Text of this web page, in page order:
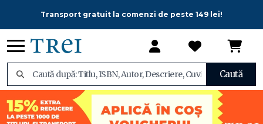
Transport gratuit la comenzi de peste 149 lei!
Caută